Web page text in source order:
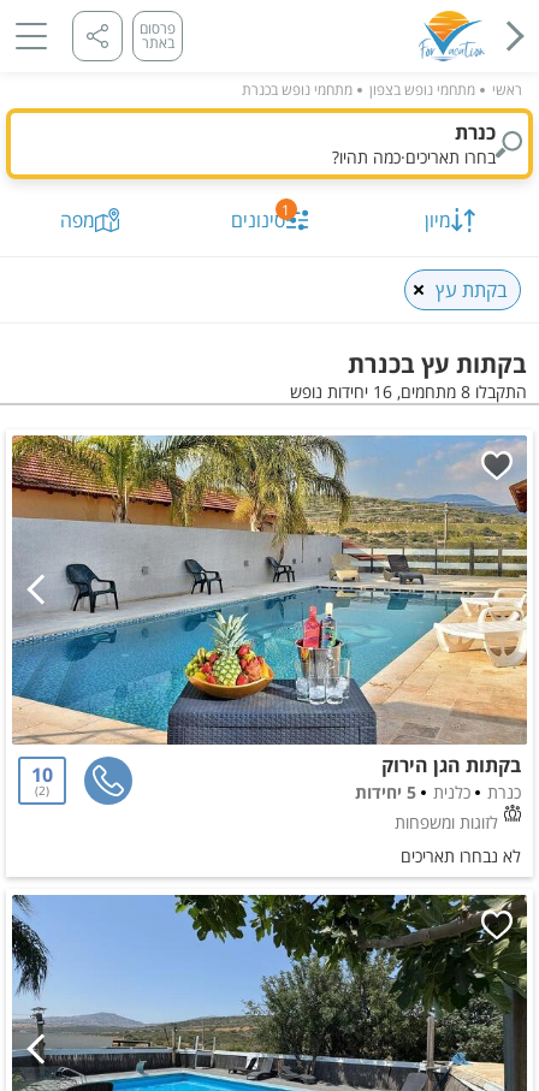
פרסום
באתר
ראשי מתחמי נופש בצפון מתחמי נופש בכנרת
כנרת
בחרו תאריכים·כמה תהיו?
מיון 1סינונים מפה
בקתת עץ
בקתות עץ בכנרת
התקבלו 8 מתחמים, 16 יחידות נופש
תאריך מבוקש
כמות נופשים וחדרים מיון לפי התקבלו8מתחמים, 16 יחידות
סינונים שנבחרו
הצג על
מפה
בקתות הגן הירוק
כנרת כלנית
5 יחידות
לזוגות ומשפחות
10
2
לא נבחרו תאריכים